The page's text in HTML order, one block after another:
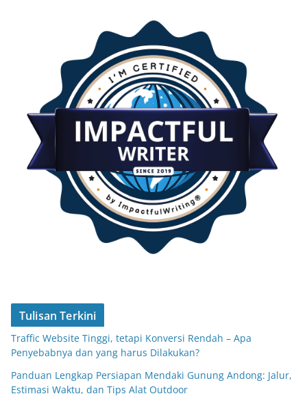
Tulisan Terkini
Traffic Website Tinggi, tetapi Konversi Rendah – Apa
Penyebabnya dan yang harus Dilakukan?
Panduan Lengkap Persiapan Mendaki Gunung Andong: Jalur,
Estimasi Waktu, dan Tips Alat Outdoor